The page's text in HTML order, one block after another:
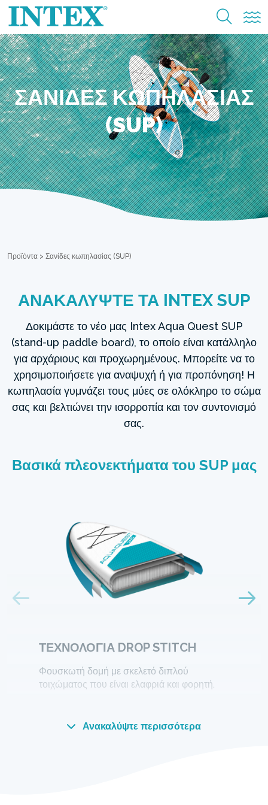
ΣΑΝΊΔΕΣ ΚΩΠΗΛΑΣΊΑΣ
(SUP)
Προϊόντα > Σανίδες κωπηλασίας (SUP)
ΑΝΑΚΑΛΥΨΤΕ ΤΑ INTEX SUP
Δοκιμάστε το νέο μας Intex Aqua Quest SUP
(stand-up paddle board), το οποίο είναι κατάλληλο
για αρχάριους και προχωρημένους. Μπορείτε να το
χρησιμοποιήσετε για αναψυχή ή για προπόνηση! Η
κωπηλασία γυμνάζει τους μύες σε ολόκληρο το σώμα
σας και βελτιώνει την ισορροπία και τον συντονισμό
σας.
Βασικά πλεονεκτήματα του SUP μας
ΤΕΧΝΟΛΟΓΙΑ DROP STITCH
Φουσκωτή δομή με σκελετό διπλού
τοιχώματος που είναι ελαφριά και φορητή.
Ανακαλύψτε περισσότερα